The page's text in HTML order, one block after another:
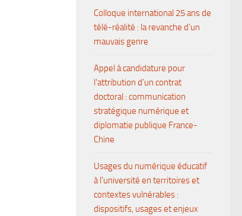
Colloque international 25 ans de
télé-réalité : la revanche d’un
mauvais genre
Appel à candidature pour
l’attribution d’un contrat
doctoral : communication
stratégique numérique et
diplomatie publique France-
Chine
Usages du numérique éducatif
à l’université en territoires et
contextes vulnérables :
dispositifs, usages et enjeux